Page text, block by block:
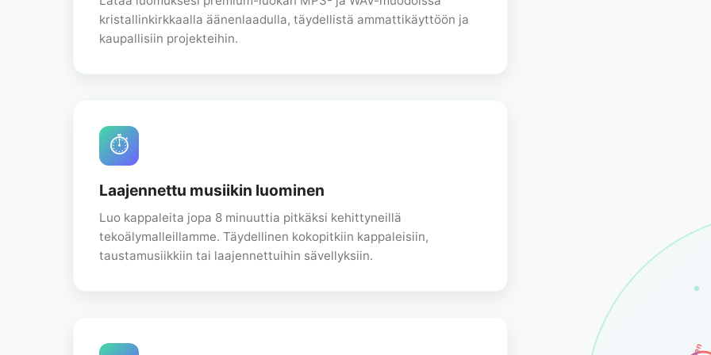
kristallinkirkkaalla äänenlaadulla, täydellistä ammattikäyttöön ja
kaupallisiin projekteihin.
⏱️
Laajennettu musiikin luominen
Luo kappaleita jopa 8 minuuttia pitkäksi kehittyneillä
tekoälymalleillamme. Täydellinen kokopitkiin kappaleisiin,
taustamusiikkiin tai laajennettuihin sävellyksiin.